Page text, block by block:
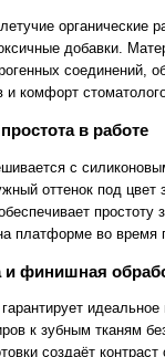
органические
добавки.
соединений,
и комфорт
в работе
с
оттенок под цвет
простоту
платформе во время
и финишная
идеальное
к зубным тканям
создаёт контраст